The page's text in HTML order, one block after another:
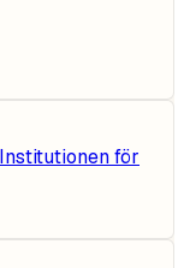
för